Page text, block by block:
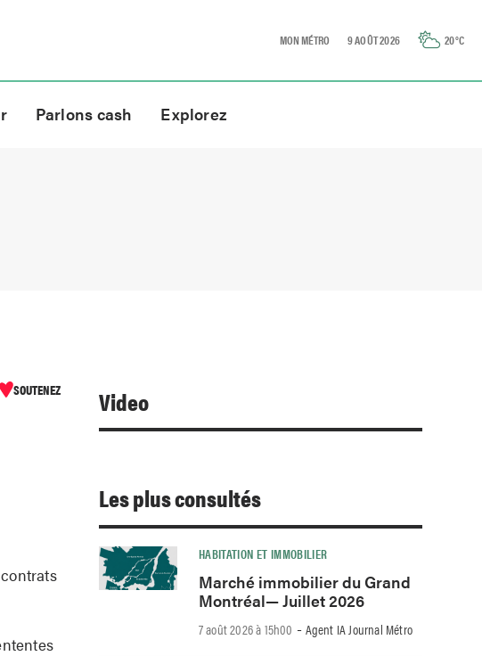
MON MÉTRO 9 AOÛT 2026 20°C
Parlons cash Explorez
SOUTENEZ Video
Les plus consultés
HABITATION ET IMMOBILIER
Marché immobilier du Grand
Montréal— Juillet 2026
7 août 2026 à 15h00 -Agent IA Journal Métro